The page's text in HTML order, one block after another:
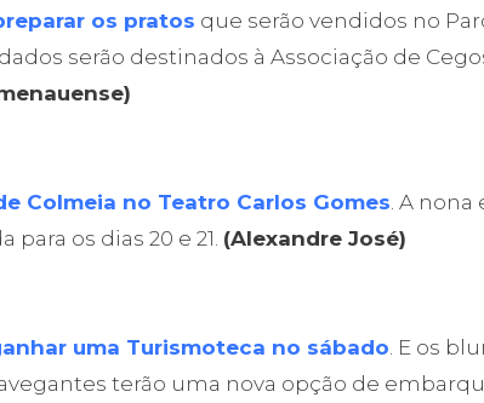
os pratos que serão vendidos no
serão destinados à Associação de
Colmeia no Teatro Carlos Gomes. A nona
para os dias 20 e 21. (Alexandre José)
uma Turismoteca no sábado. E os
terão uma nova opção de